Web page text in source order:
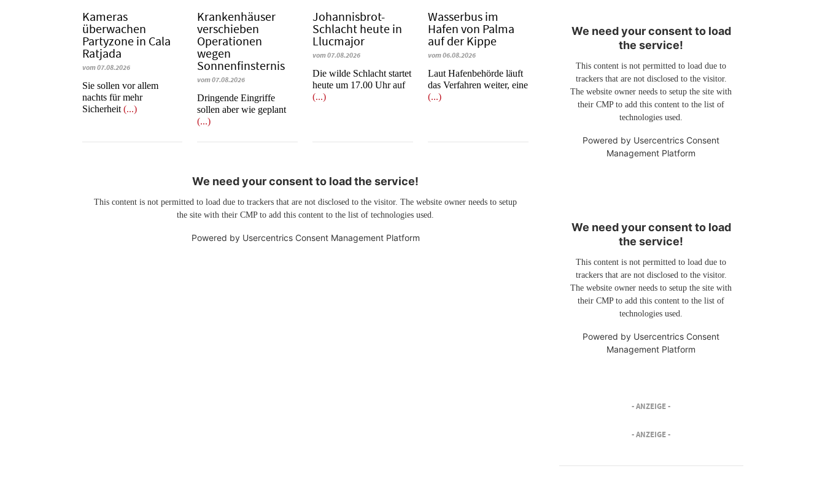
Kameras
überwachen
Partyzone in Cala
Ratjada
vom 07.08.2026
Sie sollen vor allem
nachts für mehr
Sicherheit (...)
Krankenhäuser
verschieben
Operationen
wegen
Sonnenfinsternis
vom 07.08.2026
Dringende Eingriffe
sollen aber wie geplant
(...)
Johannisbrot-
Schlacht heute in
Llucmajor
vom 07.08.2026
Die wilde Schlacht startet
heute um 17.00 Uhr auf
(...)
Wasserbus im
Hafen von Palma
auf der Kippe
vom 06.08.2026
Laut Hafenbehörde läuft
das Verfahren weiter, eine
(...)
We need your consent to load the service!
This content is not permitted to load due to trackers that are not disclosed to the visitor. The website owner needs to setup
the site with their CMP to add this content to the list of technologies used.
Powered by Usercentrics Consent Management Platform
We need your consent to load
the service!
This content is not permitted to load due to
trackers that are not disclosed to the visitor.
The website owner needs to setup the site with
their CMP to add this content to the list of
technologies used.
Powered by Usercentrics Consent
Management Platform
We need your consent to load
the service!
This content is not permitted to load due to
trackers that are not disclosed to the visitor.
The website owner needs to setup the site with
their CMP to add this content to the list of
technologies used.
Powered by Usercentrics Consent
Management Platform
- ANZEIGE -
- ANZEIGE -